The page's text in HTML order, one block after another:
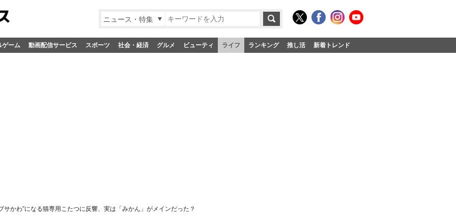
ニュース・特集
ゲーム 動画配信サービス スポーツ 社会・経済 グルメ ビューティ ライフ ランキング 推し活 新着トレンド
サかわ”になる猫専用こたつに反響、実は「みかん」がメインだった？